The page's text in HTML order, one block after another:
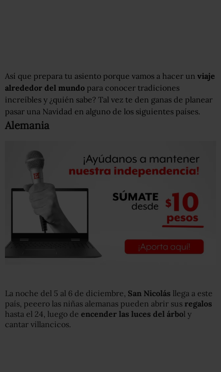
Así que prepara tu asiento porque vamos a hacer un viaje
alrededor del mundo para conocer tradiciones
increíbles y ¿quién sabe? Tal vez te den ganas de planear
pasar una Navidad en alguno de los siguientes países.
Alemania
La noche del 5 al 6 de diciembre, San Nicolás llega a este
país, peeero las niñas alemanas pueden abrir sus regalos
hasta el 24, luego de encender las luces del árbol y
cantar villancicos.